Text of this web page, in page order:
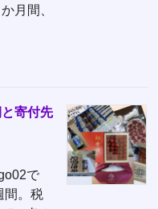
月間、
寄付先
で
間。税